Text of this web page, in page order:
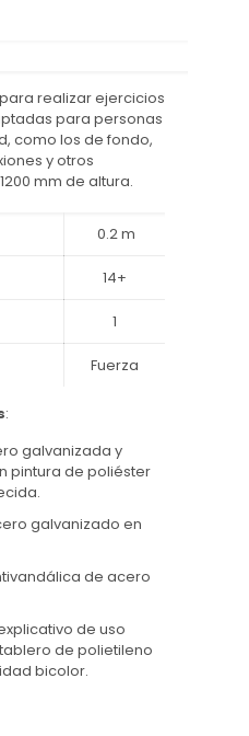
realizar ejercicios
para personas
como los de fondo,
y otros
mm de altura.
0.2 m
14+
1
Fuerza
:
galvanizada y
pintura de poliéster
galvanizado en
de acero
de uso
de polietileno
bicolor.